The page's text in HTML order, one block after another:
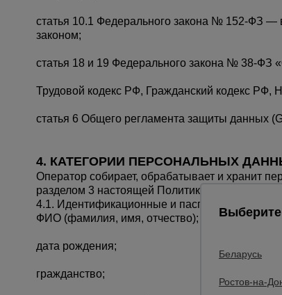
статья 10.1 Федерального закона № 152-ФЗ —
законом;
статья 18 и 19 Федерального закона № 38-ФЗ
Трудовой кодекс РФ, Гражданский кодекс
статья 6 Общего регламента защиты данных
4. КАТЕГОРИИ ПЕРСОНАЛЬНЫХ
Оператор собирает, обрабатывает и хранит
разделом 3 настоящей Политики.
4.1. Идентификационные и паспортные данные:
ФИО (фамилия, имя, отчество);
дата рождения;
гражданство;
Выберите
Беларусь
Ростов-на-